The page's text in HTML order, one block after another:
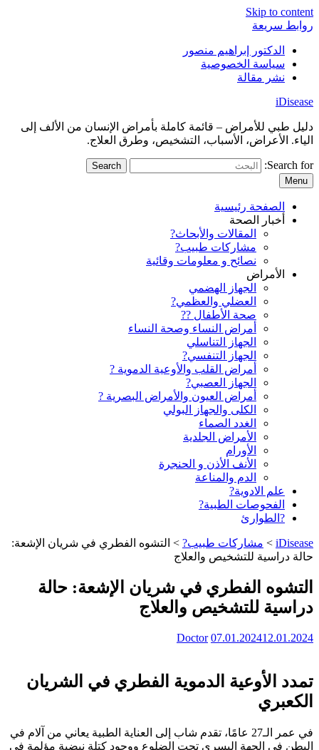
Skip to content
روابط سريعة
الدكتور إبراهيم منصور
سياسة الخصوصية
نشر مقالة
iDisease
دليل طبي للأمراض – قائمة كاملة بأمراض الإنسان من الألف إلى
الياء. الأعراض، الأسباب، التشخيص، وطرق العلاج.
Search for:
Menu
الصفحة رئيسية
أخبار الصحة
المقالات والأبحاث?
مشاركات طبيب?
نصائح و معلومات وقائية
الأمراض
الجهاز الهضمي
العضلي والعظمي?
صحة الأطفال ??
أمراض النساء وصحة النساء
الجهاز التناسلي
الجهاز التنفسي?
أمراض القلب والأوعية الدموية ?
الجهاز العصبي?
أمراض العيون والأمراض البصرية ?️
الكلى والجهاز البولي
الغدد الصماء
الأمراض الجلدية
الأورام
الأنف الأذن و الحنجرة
الدم والمناعة
علم الادوية?
الفحوصات الطبية?
?الطوارئ
iDisease
> مشاركات طبيب? > التشوه الفطري في شريان الإشعة:
حالة دراسية للتشخيص والعلاج
التشوه الفطري في شريان الإشعة: حالة
دراسية للتشخيص والعلاج
07.01.202412.01.2024
Doctor
تمدد الأوعية الدموية الفطري في الشريان
الكعبري
في عمر الـ27 عامًا، تقدم شاب إلى العناية الطبية يعاني من آلام في
البطن في الجهة اليسرى تحت الضلوع ووجود كتلة نبضية مؤلمة في